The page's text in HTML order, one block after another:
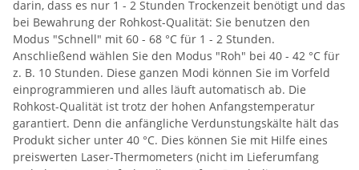
darin, dass es nur 1 - 2 Stunden Trockenzeit benötigt und das
bei Bewahrung der Rohkost-Qualität: Sie benutzen den
Modus "Schnell" mit 60 - 68 °C für 1 - 2 Stunden.
Anschließend wählen Sie den Modus "Roh" bei 40 - 42 °C für
z. B. 10 Stunden. Diese ganzen Modi können Sie im Vorfeld
einprogrammieren und alles läuft automatisch ab. Die
Rohkost-Qualität ist trotz der hohen Anfangstemperatur
garantiert. Denn die anfängliche Verdunstungskälte hält das
Produkt sicher unter 40 °C. Dies können Sie mit Hilfe eines
preiswerten Laser-Thermometers (nicht im Lieferumfang